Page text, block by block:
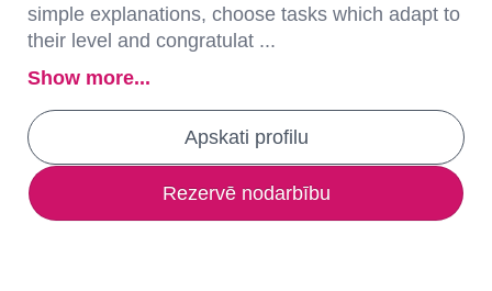
simple explanations, choose tasks which adapt to
their level and congratulat ...
Show more...
Apskati profilu
Rezervē nodarbību